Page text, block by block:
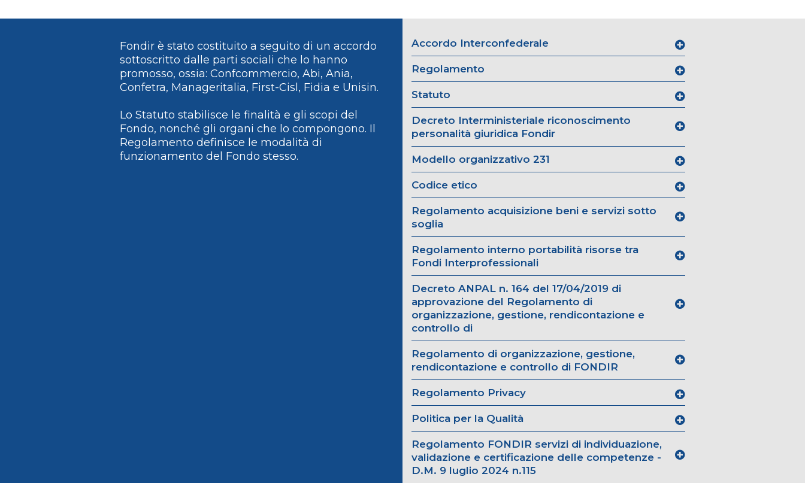
Fondir è stato costituito a seguito di un accordo
sottoscritto dalle parti sociali che lo hanno
promosso, ossia: Confcommercio, Abi, Ania,
Confetra, Manageritalia, First-Cisl, Fidia e Unisin.
Lo Statuto stabilisce le finalità e gli scopi del
Fondo, nonché gli organi che lo compongono. Il
Regolamento definisce le modalità di
funzionamento del Fondo stesso.
Accordo Interconfederale
Regolamento
Statuto
Decreto Interministeriale riconoscimento
personalità giuridica Fondir
Modello organizzativo 231
Codice etico
Regolamento acquisizione beni e servizi sotto
soglia
Regolamento interno portabilità risorse tra
Fondi Interprofessionali
Decreto ANPAL n. 164 del 17/04/2019 di
approvazione del Regolamento di
organizzazione, gestione, rendicontazione e
controllo di
Regolamento di organizzazione, gestione,
rendicontazione e controllo di FONDIR
Regolamento Privacy
Politica per la Qualità
Regolamento FONDIR servizi di individuazione,
validazione e certificazione delle competenze -
D.M. 9 luglio 2024 n.115